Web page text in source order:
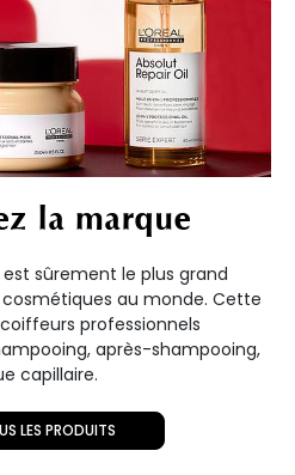
la marque
est sûrement le plus grand
au monde. Cette
professionnels
après-shampooing,
capillaire.
LES PRODUITS